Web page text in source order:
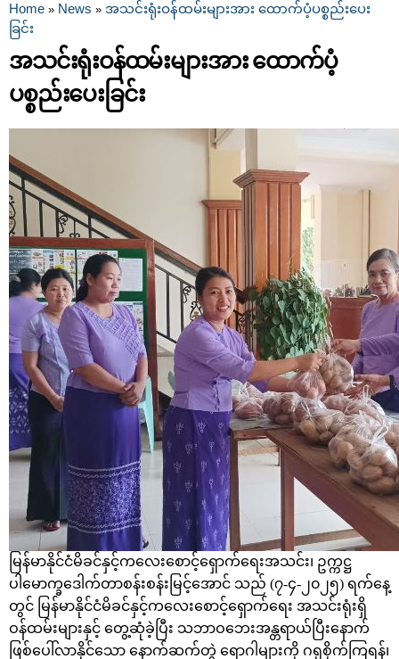
You are here
Home » News » အသင်းရုံးဝန်ထမ်းများအား ထောက်ပံ့ပစ္စည်းပေး
ခြင်း
အသင်းရုံးဝန်ထမ်းများအား ထောက်ပံ့
ပစ္စည်းပေးခြင်း
မြန်မာနိုင်ငံမိခင်နှင့်ကလေးစောင့်ရှောက်ရေးအသင်း၊ ဥက္ကဋ္ဌ
ပါမောက္ခဒေါက်တာစန်းစန်းမြင့်အောင် သည် (၇-၄-၂၀၂၅) ရက်နေ့
တွင် မြန်မာနိုင်ငံမိခင်နှင့်ကလေးစောင့်ရှောက်ရေး အသင်းရုံးရှိ
ဝန်ထမ်းများနှင့် တွေ့ဆုံခဲ့ပြီး သဘာဝဘေးအန္တရာယ်ပြီးနောက်
ဖြစ်ပေါ်လာနိုင်သော နောက်ဆက်တွဲ ရောဂါများကို ဂရုစိုက်ကြရန်၊